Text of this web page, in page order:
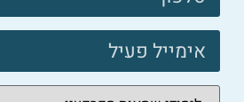
כללי
איך להבין את הערכת האמנות בעידן